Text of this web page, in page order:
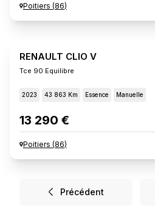
Poitiers (86)
RENAULT CLIO V
Tce 90 Equilibre
2023 43 863 Km Essence Manuelle
13 290 €
Poitiers (86)
Précédent